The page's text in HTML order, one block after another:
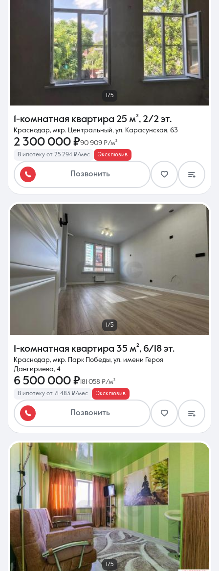
1/5
1-комнатная квартира 25 м², 2/2 эт.
Краснодар, мкр. Центральный, ул. Карасунская, 63
2 300 000 ₽90 909 ₽/м²
В ипотеку от 25 294 ₽/мес Эксклюзив
Позвонить
1/5
1-комнатная квартира 35 м², 6/18 эт.
Краснодар, мкр. Парк Победы, ул. имени Героя
Дангириева, 4
6 500 000 ₽ 181 058 ₽/м²
В ипотеку от 71 483 ₽/мес Эксклюзив
Позвонить
1/5